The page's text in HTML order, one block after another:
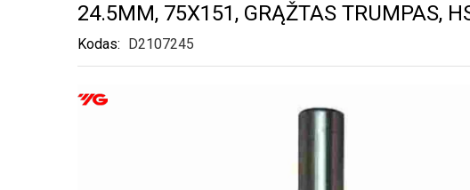
24.5MM, 75X151, GRĄŽTAS TRUMPAS,
Kodas D2107245
PEREITI